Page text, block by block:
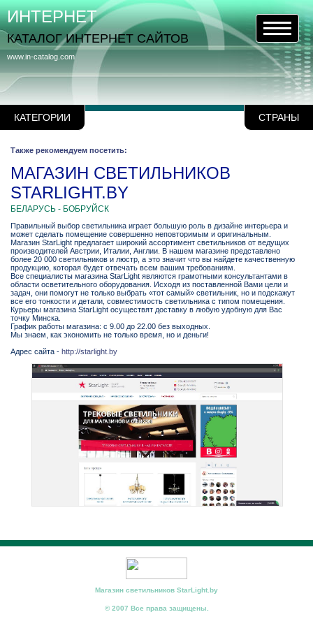
КАТЕГОРИИ СТРАНЫ
www.in-catalog.com
ИНТЕРНЕТ
КАТАЛОГ ИНТЕРНЕТ САЙТОВ
Также рекомендуем посетить:
МАГАЗИН СВЕТИЛЬНИКОВ
STARLIGHT.BY
БЕЛАРУСЬ - БОБРУЙСК
Правильный выбор светильника играет большую роль в дизайне интерьера и
может сделать помещение совершенно неповторимым и оригинальным.
Магазин StarLight предлагает широкий ассортимент светильников от ведущих
производителей Австрии, Италии, Англии. В нашем магазине представлено
более 20 000 светильников и люстр, а это значит что вы найдете качественную
продукцию, которая будет отвечать всем вашим требованиям.
Все специалисты магазина StarLight являются грамотными консультантами в
области осветительного оборудования. Исходя из поставленной Вами цели и
задач, они помогут не только выбрать «тот самый» светильник, но и подскажут
все его тонкости и детали, совместимость светильника с типом помещения.
Курьеры магазина StarLight осуществят доставку в любую удобную для Вас
точку Минска.
График работы магазина: с 9.00 до 22.00 без выходных.
Мы знаем, как экономить не только время, но и деньги!
Адрес сайта - http://starlight.by
Магазин светильников StarLight.by
© 2007 Все права защищены.